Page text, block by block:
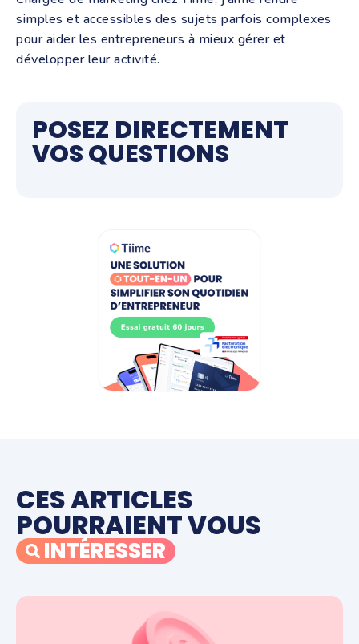
simples et accessibles des sujets parfois complexes
pour aider les entrepreneurs à mieux gérer et
développer leur activité.
POSEZ DIRECTEMENT
VOS QUESTIONS
CES ARTICLES
POURRAIENT VOUS
INTÉRESSER